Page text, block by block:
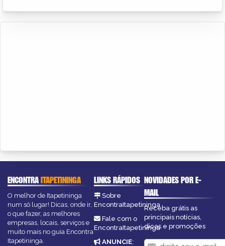
ENCONTRAITAPETININGA
O melhor de Itapetininga
num só lugar! Dicas, onde ir,
o que fazer, as melhores
empresas, locais, serviços e
muito mais no guia Encontra
Itapetininga.
LINKS RÁPIDOS
Sobre
EncontraItapetininga
Fale com o
EncontraItapetininga
ANUNCIE:
NOVIDADES POR E-
MAIL
Receba grátis as
principais notícias,
dicas e promoções